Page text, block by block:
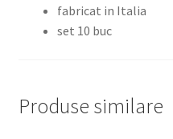
fabricat in Italia
set 10 buc
Produse similare